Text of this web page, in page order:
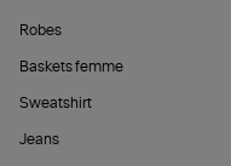
Robes
Baskets femme
Sweatshirt
Jeans